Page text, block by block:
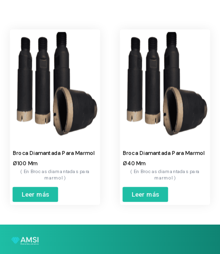
Broca Diamantada Para Marmol
Ø100 Mm
Brocas diamantadas para
marmol
Leer más
Broca Diamantada Para Marmol
Ø40 Mm
Brocas diamantadas para
marmol
Leer más